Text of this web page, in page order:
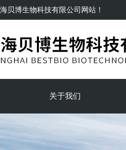
海贝博生物科技有限公司网站！
关于我们